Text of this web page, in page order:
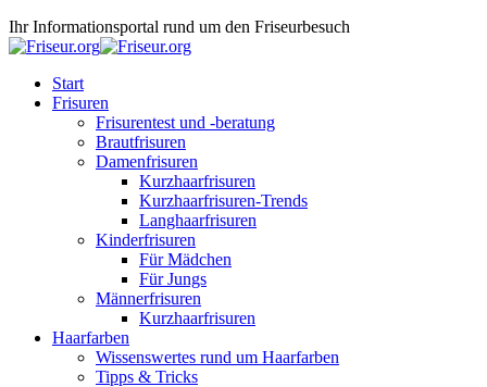
Ihr Informationsportal rund um den Friseurbesuch
Start
Frisuren
Frisurentest und -beratung
Brautfrisuren
Damenfrisuren
Kurzhaarfrisuren
Kurzhaarfrisuren-Trends
Langhaarfrisuren
Kinderfrisuren
Für Mädchen
Für Jungs
Männerfrisuren
Kurzhaarfrisuren
Haarfarben
Wissenswertes rund um Haarfarben
Tipps & Tricks